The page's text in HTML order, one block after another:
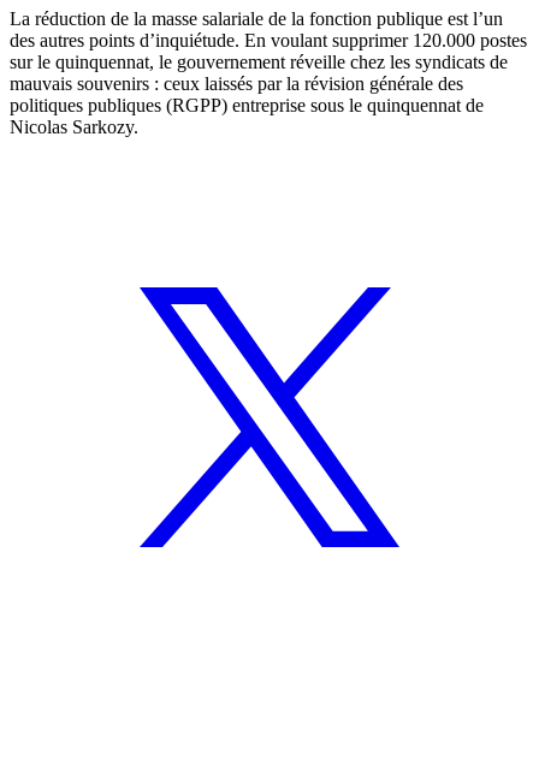
La réduction de la masse salariale de la fonction publique est l’un
des autres points d’inquiétude. En voulant supprimer 120.000 postes
sur le quinquennat, le gouvernement réveille chez les syndicats de
mauvais souvenirs : ceux laissés par la révision générale des
politiques publiques (RGPP) entreprise sous le quinquennat de
Nicolas Sarkozy.